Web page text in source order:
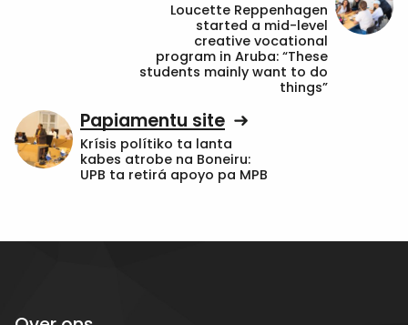
Loucette Reppenhagen
started a mid-level
creative vocational
program in Aruba: “These
students mainly want to do
things”
Papiamentu site
Krísis polítiko ta lanta
kabes atrobe na Boneiru:
UPB ta retirá apoyo pa MPB